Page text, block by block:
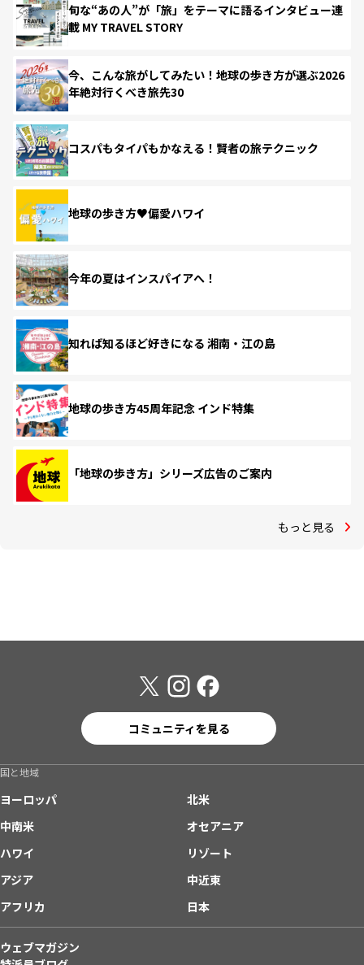
旬な“あの人”が「旅」をテーマに語るインタビュー連
載 MY TRAVEL STORY
今、こんな旅がしてみたい！地球の歩き方が選ぶ2026
年絶対行くべき旅先30
コスパもタイパもかなえる！賢者の旅テクニック
地球の歩き方♥偏愛ハワイ
今年の夏はインスパイアへ！
知れば知るほど好きになる 湘南・江の島
地球の歩き方45周年記念 インド特集
「地球の歩き方」シリーズ広告のご案内
もっと見る
コミュニティを見る
国と地域
ヨーロッパ
北米
中南米
オセアニア
ハワイ
リゾート
アジア
中近東
アフリカ
日本
ウェブマガジン